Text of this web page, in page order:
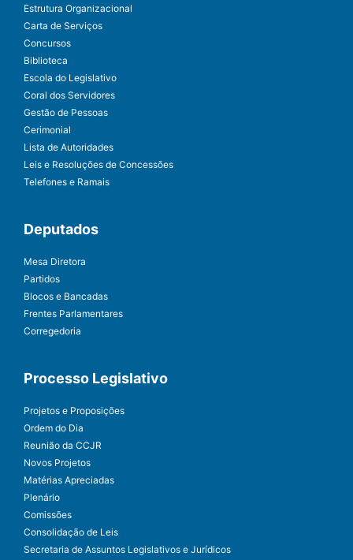
Estrutura Organizacional
Carta de Serviços
Concursos
Biblioteca
Escola do Legislativo
Coral dos Servidores
Gestão de Pessoas
Cerimonial
Lista de Autoridades
Leis e Resoluções de Concessões
Telefones e Ramais
Deputados
Mesa Diretora
Partidos
Blocos e Bancadas
Frentes Parlamentares
Corregedoria
Processo Legislativo
Projetos e Proposições
Ordem do Dia
Reunião da CCJR
Novos Projetos
Matérias Apreciadas
Plenário
Comissões
Consolidação de Leis
Secretaria de Assuntos Legislativos e Jurídicos